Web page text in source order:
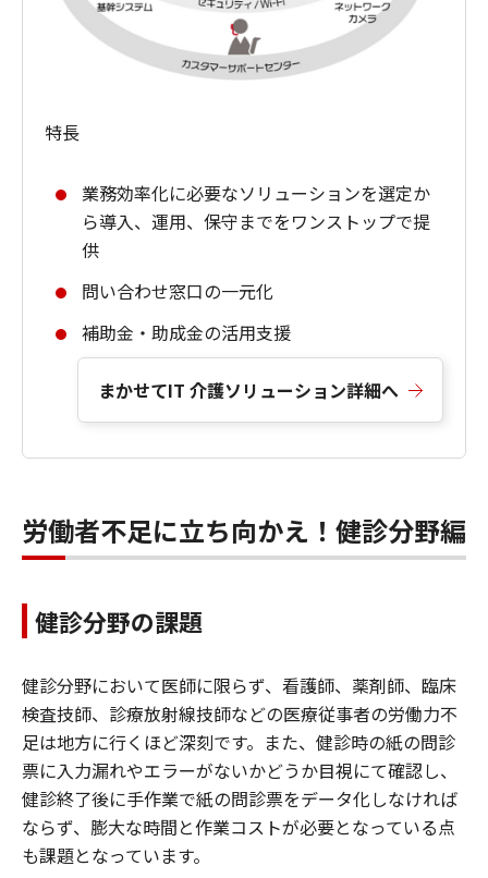
特長
業務効率化に必要なソリューションを選定か
ら導入、運用、保守までをワンストップで提
供
問い合わせ窓口の一元化
補助金・助成金の活用支援
まかせてIT 介護ソリューション詳細へ
労働者不足に立ち向かえ！健診分野編
健診分野の課題
健診分野において医師に限らず、看護師、薬剤師、臨床
検査技師、診療放射線技師などの医療従事者の労働力不
足は地方に行くほど深刻です。また、健診時の紙の問診
票に入力漏れやエラーがないかどうか目視にて確認し、
健診終了後に手作業で紙の問診票をデータ化しなければ
ならず、膨大な時間と作業コストが必要となっている点
も課題となっています。